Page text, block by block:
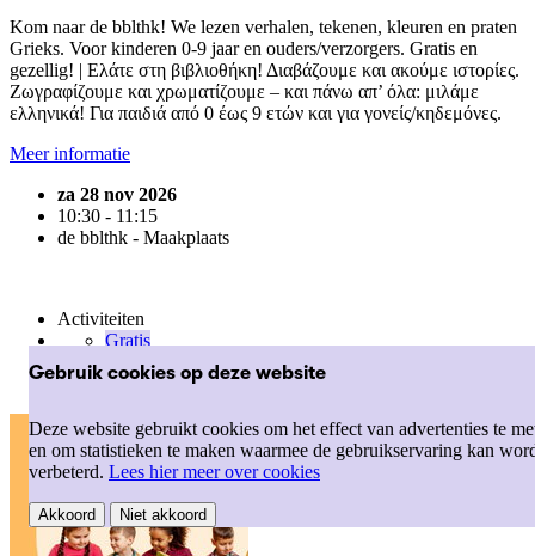
Gebruik cookies op deze website
Deze website gebruikt cookies om het effect van advertenties te
en om statistieken te maken waarmee de gebruikservaring kan
verbeterd. Lees hier meer over cookies
Akkoord Niet akkoord
Kom naar de bblthk! We lezen verhalen, tekenen, kleuren en praten
Grieks. Voor kinderen 0-9 jaar en ouders/verzorgers. Gratis en
gezellig! | Ελάτε στη βιβλιοθήκη! Διαβάζουμε και ακούμε ιστορίες.
Ζωγραφίζουμε και χρωματίζουμε – και πάνω απ’ όλα: μιλάμε
ελληνικά! Για παιδιά από 0 έως 9 ετών και για γονείς/κηδεμόνες.
Meer informatie
za 28 nov 2026
10:30 - 11:15
de bblthk - Maakplaats
Activiteiten
Gratis
Meertalig